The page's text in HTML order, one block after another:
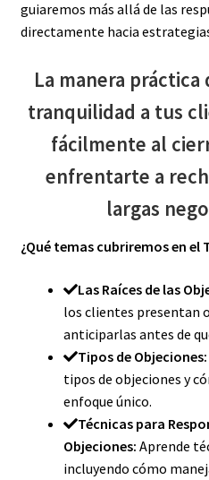
guiaremos más allá de las
directamente hacia
La manera
tranquilidad a tus
fácilmente al
enfrentarte a
largas
¿Qué temas cubriremos en el
Las Raíces de las
los clientes presentan
anticiparlas antes de
Tipos de Objeciones:
tipos de objeciones y
enfoque único.
Técnicas para
Objeciones: Aprende
incluyendo cómo